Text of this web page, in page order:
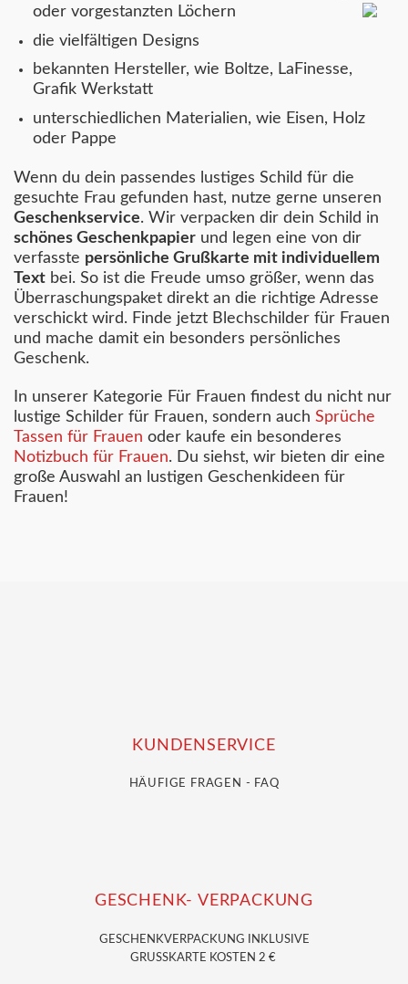
oder vorgestanzten Löchern
die vielfältigen Designs
bekannten Hersteller, wie Boltze, LaFinesse,
Grafik Werkstatt
unterschiedlichen Materialien, wie Eisen, Holz
oder Pappe
Wenn du dein passendes lustiges Schild für die
gesuchte Frau gefunden hast, nutze gerne unseren
Geschenkservice. Wir verpacken dir dein Schild in
schönes Geschenkpapier und legen eine von dir
verfasste persönliche Grußkarte mit individuellem
Text bei. So ist die Freude umso größer, wenn das
Überraschungspaket direkt an die richtige Adresse
verschickt wird. Finde jetzt Blechschilder für Frauen
und mache damit ein besonders persönliches
Geschenk.
In unserer Kategorie Für Frauen findest du nicht nur
lustige Schilder für Frauen, sondern auch Sprüche
Tassen für Frauen oder kaufe ein besonderes
Notizbuch für Frauen. Du siehst, wir bieten dir eine
große Auswahl an lustigen Geschenkideen für
Frauen!
KUNDENSERVICE
HÄUFIGE FRAGEN - FAQ
GESCHENK- VERPACKUNG
GESCHENKVERPACKUNG
INKLUSIVE
GRUSSKARTE KOSTEN 2 €